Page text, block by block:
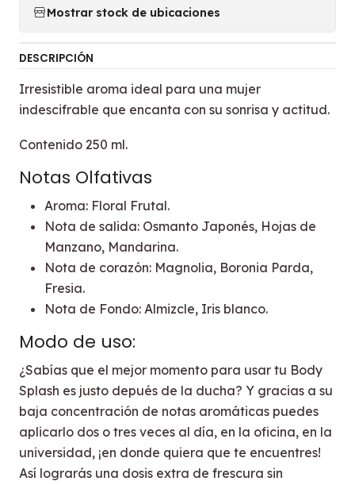
Mostrar stock de ubicaciones
DESCRIPCIÓN
Irresistible aroma ideal para una mujer
indescifrable que encanta con su sonrisa y actitud.
Contenido 250 ml.
Notas Olfativas
Aroma: Floral Frutal.
Nota de salida: Osmanto Japonés, Hojas de
Manzano, Mandarina.
Nota de corazón: Magnolia, Boronia Parda,
Fresia.
Nota de Fondo: Almizcle, Iris blanco.
Modo de uso:
¿Sabías que el mejor momento para usar tu Body
Splash es justo depués de la ducha? Y gracias a su
baja concentración de notas aromáticas puedes
aplicarlo dos o tres veces al día, en la oficina, en la
universidad, ¡en donde quiera que te encuentres!
Así lograrás una dosis extra de frescura sin